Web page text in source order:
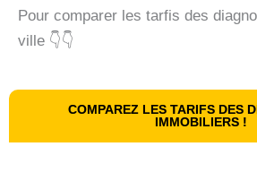
Pour comparer les tarfis des
ville 👇👇
COMPAREZ LES TARIFS DES
IMMOBILIERS !